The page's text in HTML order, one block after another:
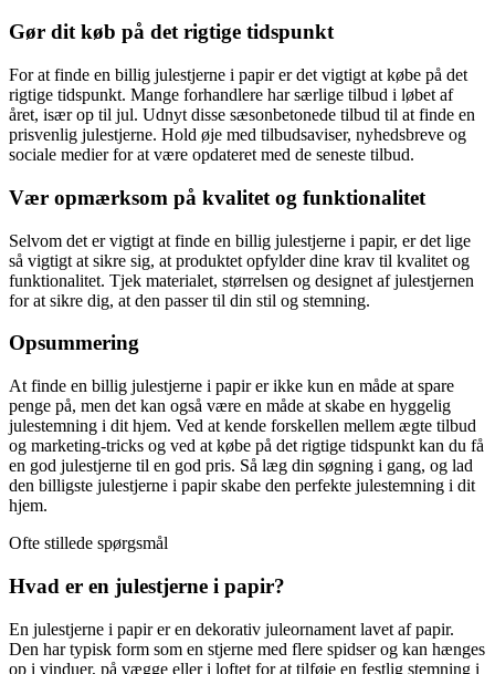
Gør dit køb på det rigtige tidspunkt
For at finde en billig julestjerne i papir er det vigtigt at købe på det
rigtige tidspunkt. Mange forhandlere har særlige tilbud i løbet af
året, især op til jul. Udnyt disse sæsonbetonede tilbud til at finde en
prisvenlig julestjerne. Hold øje med tilbudsaviser, nyhedsbreve og
sociale medier for at være opdateret med de seneste tilbud.
Vær opmærksom på kvalitet og funktionalitet
Selvom det er vigtigt at finde en billig julestjerne i papir, er det lige
så vigtigt at sikre sig, at produktet opfylder dine krav til kvalitet og
funktionalitet. Tjek materialet, størrelsen og designet af julestjernen
for at sikre dig, at den passer til din stil og stemning.
Opsummering
At finde en billig julestjerne i papir er ikke kun en måde at spare
penge på, men det kan også være en måde at skabe en hyggelig
julestemning i dit hjem. Ved at kende forskellen mellem ægte tilbud
og marketing-tricks og ved at købe på det rigtige tidspunkt kan du få
en god julestjerne til en god pris. Så læg din søgning i gang, og lad
den billigste julestjerne i papir skabe den perfekte julestemning i dit
hjem.
Ofte stillede spørgsmål
Hvad er en julestjerne i papir?
En julestjerne i papir er en dekorativ juleornament lavet af papir.
Den har typisk form som en stjerne med flere spidser og kan hænges
op i vinduer, på vægge eller i loftet for at tilføje en festlig stemning i